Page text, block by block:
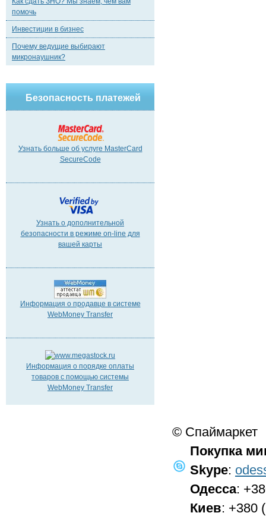
помочь
Инвестиции в бизнес
Почему ведущие выбирают
микронаушник?
Безопасность платежей
Узнать больше об услуге MasterCard
SecureCode
Узнать о дополнительной
безопасности в режиме on-line для
вашей карты
Информация о продавце в системе
WebMoney Transfer
Информация о порядке оплаты
товаров с помощью системы
WebMoney Transfer
© Спаймаркет
Покупка
Skype:
Одесса:
Киев: +380